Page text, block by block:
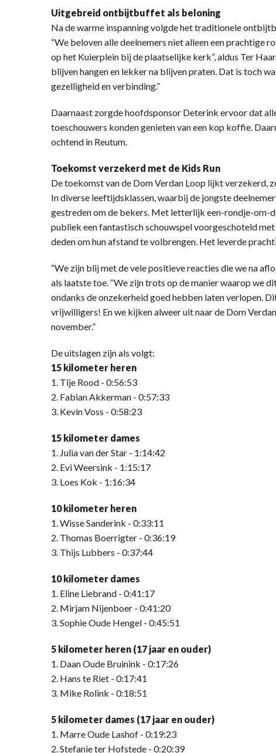
Uitgebreid ontbijtbuffet als beloning
Na de warme inspanning volgde het traditionele
“We beloven alle deelnemers niet alleen een prachtige
op het Kuierplein bij de plaatselijke kerk”, aldus Ter
blijven hangen en lekker na blijven praten. Dat is toch
gezelligheid en verbinding.”
Daarnaast zorgde hoofdsponsor Deterink ervoor dat
toeschouwers konden genieten van een kop koffie.
ochtend in Reutum.
Toekomst verzekerd met de Kids Run
De toekomst van de Dom Verdan Loop lijkt verzekerd,
In diverse leeftijdsklassen, waarbij de jongste
gestreden om de bekers. Met letterlijk een-rondje-om-
publiek een fantastisch schouwspel voorgeschoteld
deden om hun afstand te volbrengen. Het leverde
“We zijn blij met de vele positieve reacties die we na
als laatste toe. “We zijn trots op de manier waarop we
ondanks de onzekerheid goed hebben laten verlopen.
vrijwilligers! En we kijken alweer uit naar de Dom
november.”
De uitslagen zijn als volgt:
15 kilometer heren
1. Tije Rood - 0:56:53
2. Fabian Akkerman - 0:57:33
3. Kevin Voss - 0:58:23
15 kilometer dames
1. Julia van der Star - 1:14:42
2. Evi Weersink - 1:15:17
3. Loes Kok - 1:16:34
10 kilometer heren
1. Wisse Sanderink - 0:33:11
2. Thomas Boerrigter - 0:36:19
3. Thijs Lubbers - 0:37:44
10 kilometer dames
1. Eline Liebrand - 0:41:17
2. Mirjam Nijenboer - 0:41:20
3. Sophie Oude Hengel - 0:45:51
5 kilometer heren (17 jaar en ouder)
1. Daan Oude Bruinink - 0:17:26
2. Hans te Riet - 0:17:41
3. Mike Rolink - 0:18:51
5 kilometer dames (17 jaar en ouder)
1. Marre Oude Lashof - 0:19:23
2. Stefanie ter Hofstede - 0:20:39